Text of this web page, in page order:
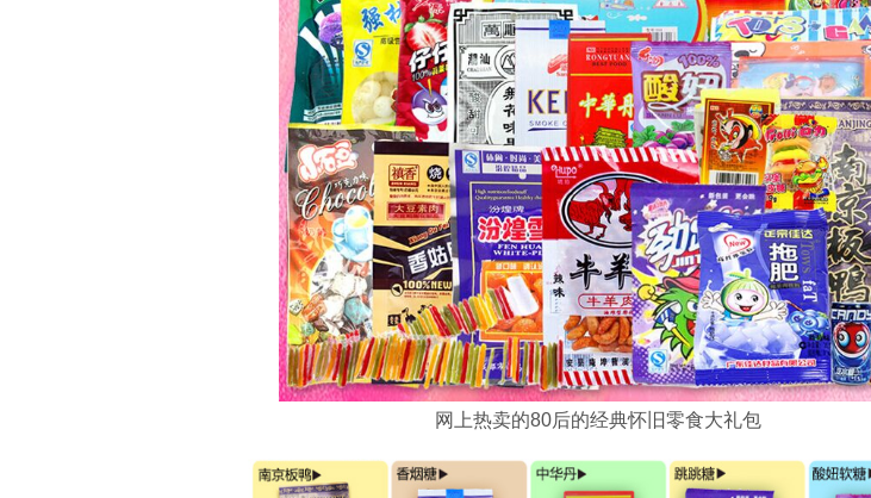
网上热卖的80后的经典怀旧零食大礼包